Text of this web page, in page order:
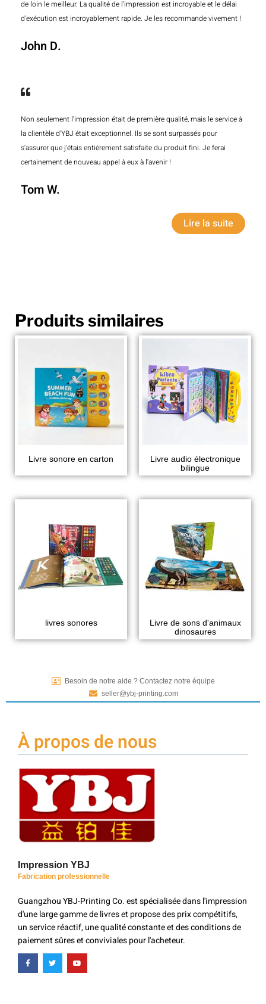
de loin le meilleur. La qualité de l'impression est incroyable et le délai
d'exécution est incroyablement rapide. Je les recommande vivement !
John D.
Non seulement l'impression était de première qualité, mais le service à
la clientèle d'YBJ était exceptionnel. Ils se sont surpassés pour
s'assurer que j'étais entièrement satisfaite du produit fini. Je ferai
certainement de nouveau appel à eux à l'avenir !
Tom W.
Lire la suite
Produits similaires
Livre sonore en carton
Livre audio électronique
bilingue
livres sonores
Livre de sons d'animaux
dinosaures
Besoin de notre aide ? Contactez notre équipe
seller@ybj-printing.com
À propos de nous
Impression YBJ
Fabrication professionnelle
Guangzhou YBJ-Printing Co. est spécialisée dans l'impression
d'une large gamme de livres et propose des prix compétitifs,
un service réactif, une qualité constante et des conditions de
paiement sûres et conviviales pour l'acheteur.